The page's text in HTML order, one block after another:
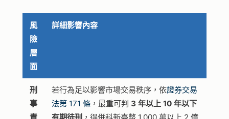
風
險
層
面
詳細影響內容
刑
事
責
若行為足以影響市場交易秩序，依證券交易
法第 171 條 ，最重可判 3 年以上 10 年以下
有期徒刑 ，得併科新臺幣 1,000 萬以上 2 億